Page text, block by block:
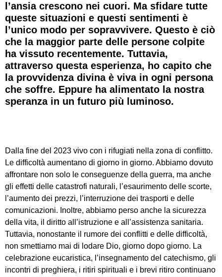
l’ansia crescono nei cuori. Ma sfidare tutte
queste situazioni e questi sentimenti è
l’unico modo per sopravvivere. Questo è ciò
che la maggior parte delle persone colpite
ha vissuto recentemente. Tuttavia,
attraverso questa esperienza, ho capito che
la provvidenza divina è viva in ogni persona
che soffre. Eppure ha alimentato la nostra
speranza in un futuro più luminoso.
Dalla fine del 2023 vivo con i rifugiati nella zona di conflitto.
Le difficoltà aumentano di giorno in giorno. Abbiamo dovuto
affrontare non solo le conseguenze della guerra, ma anche
gli effetti delle catastrofi naturali, l’esaurimento delle scorte,
l’aumento dei prezzi, l’interruzione dei trasporti e delle
comunicazioni. Inoltre, abbiamo perso anche la sicurezza
della vita, il diritto all’istruzione e all’assistenza sanitaria.
Tuttavia, nonostante il rumore dei conflitti e delle difficoltà,
non smettiamo mai di lodare Dio, giorno dopo giorno. La
celebrazione eucaristica, l’insegnamento del catechismo, gli
incontri di preghiera, i ritiri spirituali e i brevi ritiro continuano